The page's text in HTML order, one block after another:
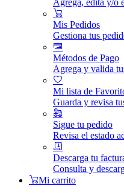
Mis Pedidos
Gestiona tus
Métodos de Pago
Agrega y valida
Mi lista de
Guarda y revisa
Sigue tu pedido
Revisa el estado
Descarga tu
Consulta y
Mi carrito